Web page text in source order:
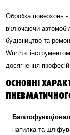
Обробка поверхонь -
включаючи
будівництво та
Wurth є
досягнення
ОСНОВНІ
напилка та